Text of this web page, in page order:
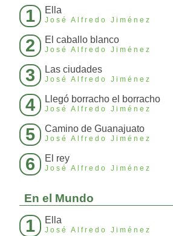
1 Ella
José Alfredo Jiménez
2 El caballo blanco
José Alfredo Jiménez
3 Las ciudades
José Alfredo Jiménez
4 Llegó borracho el borracho
José Alfredo Jiménez
5 Camino de Guanajuato
José Alfredo Jiménez
6 El rey
José Alfredo Jiménez
En el Mundo
1 Ella
José Alfredo Jiménez